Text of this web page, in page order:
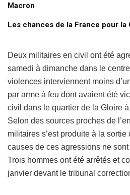
Macron
Les chances de la France pour la
Deux militaires en civil ont été
samedi à dimanche dans le
violences interviennent moins
par arme à feu dont avaient été
civil dans le quartier de la Gloire
Selon des sources proches de
militaires s’est produite à la sortie
causes de ces agressions ne
Trois hommes ont été arrêtés et
janvier devant le tribunal